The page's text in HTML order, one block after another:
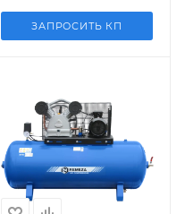
ЗАПРОСИТЬ КП